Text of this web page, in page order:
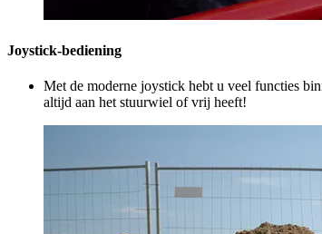
Joystick-bediening
Met de moderne joystick hebt u veel functies
altijd aan het stuurwiel of vrij heeft!